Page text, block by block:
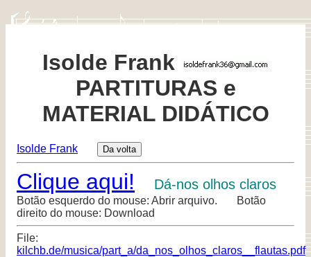
Isolde Frank
PARTITURAS e
MATERIAL DIDÁTICO
Isolde Frank
Clique aqui! Dá-nos olhos claros
Botão esquerdo do mouse: Abrir arquivo. Botão
direito do mouse: Download
File:
kilchb.de/musica/part_a/da_nos_olhos_claros__flautas.pdf